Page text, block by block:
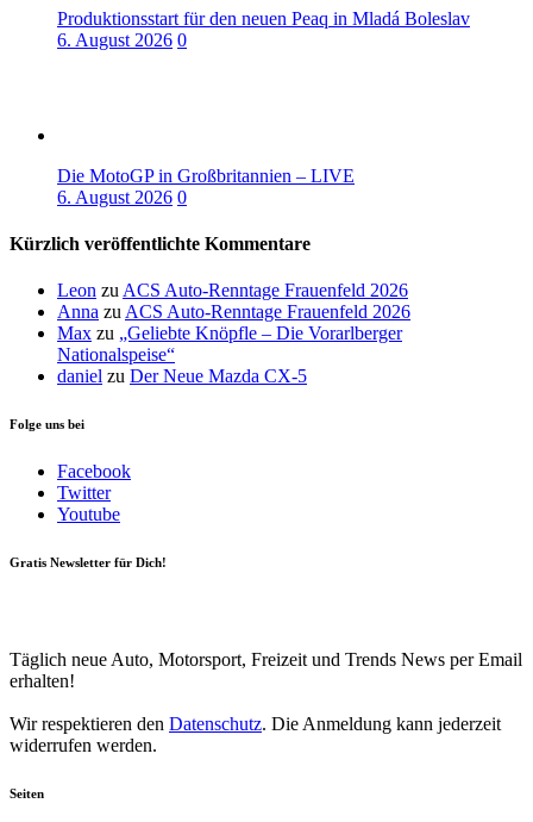
Produktionsstart für den neuen Peaq in Mladá Boleslav
6. August 2026 0
Die MotoGP in Großbritannien – LIVE
6. August 2026 0
Kürzlich veröffentlichte Kommentare
Leon zuACS Auto-Renntage Frauenfeld 2026
Anna zuACS Auto-Renntage Frauenfeld 2026
Max zu „Geliebte Knöpfle – Die Vorarlberger
Nationalspeise“
daniel zu Der Neue Mazda CX-5
Folge uns bei
Facebook
Twitter
Youtube
Gratis Newsletter für Dich!
Täglich neue Auto, Motorsport, Freizeit und Trends News per Email
erhalten!
Wir respektieren den Datenschutz. Die Anmeldung kann jederzeit
widerrufen werden.
Seiten